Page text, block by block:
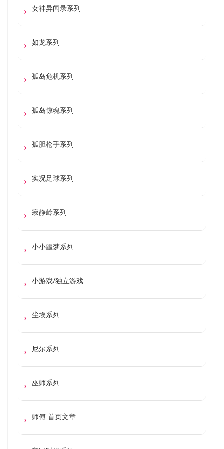
女神异闻录系列
如龙系列
孤岛危机系列
孤岛惊魂系列
孤胆枪手系列
实况足球系列
寂静岭系列
小小噩梦系列
小游戏/独立游戏
尘埃系列
尼尔系列
巫师系列
师傅 首页文章